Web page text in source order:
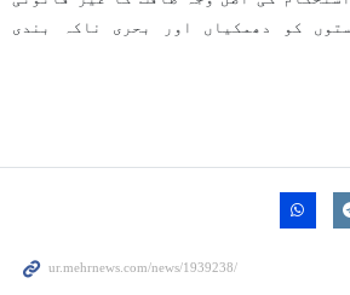
کو دھمکیاں اور بحری ناکہ بندی